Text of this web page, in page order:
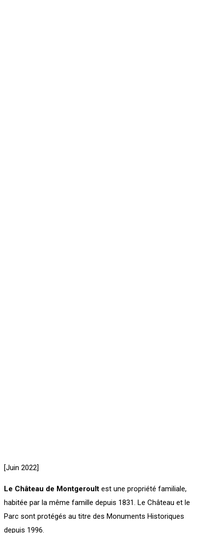
[Juin 2022]
Le Château de Montgeroult est une propriété familiale,
habitée par la même famille depuis 1831. Le Château et le
Parc sont protégés au titre des Monuments Historiques
depuis 1996.